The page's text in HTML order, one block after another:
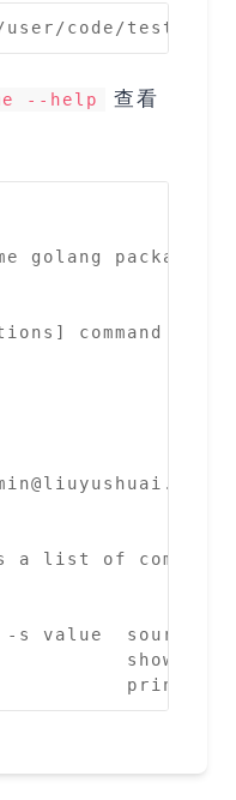
code/test old/
--help
查看
help
golang package
command
a list of
s value  source
show help
print